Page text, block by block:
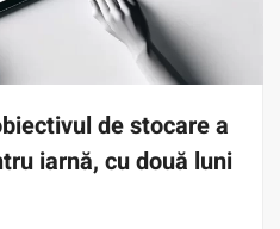
de stocare a
iarnă, cu două luni